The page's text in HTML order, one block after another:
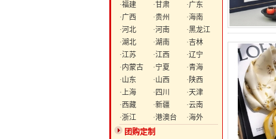
·福建
·甘肃
·广东
·广西
·贵州
·海南
·河北
·河南
·黑龙江
·湖北
·湖南
·吉林
·江苏
·江西
·辽宁
·内蒙古
·宁夏
·青海
·山东
·山西
·陕西
·上海
·四川
·天津
·西藏
·新疆
·云南
·浙江
·港澳台 ·海外
团购定制